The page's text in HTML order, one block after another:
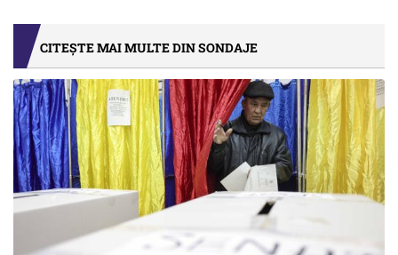
CITEȘTE MAI MULTE DIN SONDAJE